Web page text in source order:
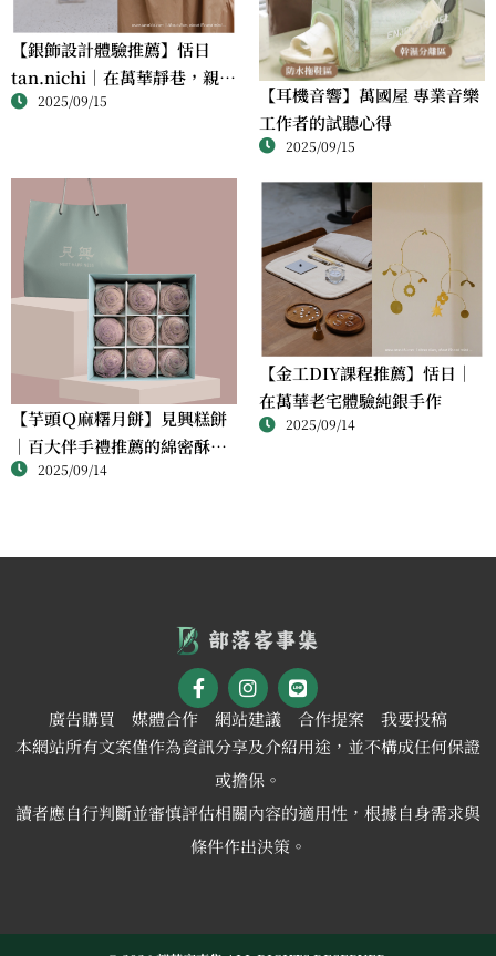
【銀飾設計體驗推薦】恬日
tan.nichi｜在萬華靜巷，親手
完成屬於自己的銀戒
2025/09/15
【耳機音響】萬國屋 專業音樂
工作者的試聽心得
2025/09/15
【芋頭Ｑ麻糬月餅】見興糕餅
｜百大伴手禮推薦的綿密酥香
新體驗2025/09/14
【金工DIY課程推薦】恬日｜
在萬華老宅體驗純銀手作
2025/09/14
廣告購買 媒體合作 網站建議 合作提案
我要投稿
本網站所有文案僅作為資訊分享及介紹用途，並不構成任何保證
或擔保。
讀者應自行判斷並審慎評估相關內容的適用性，根據自身需求與
條件作出決策。